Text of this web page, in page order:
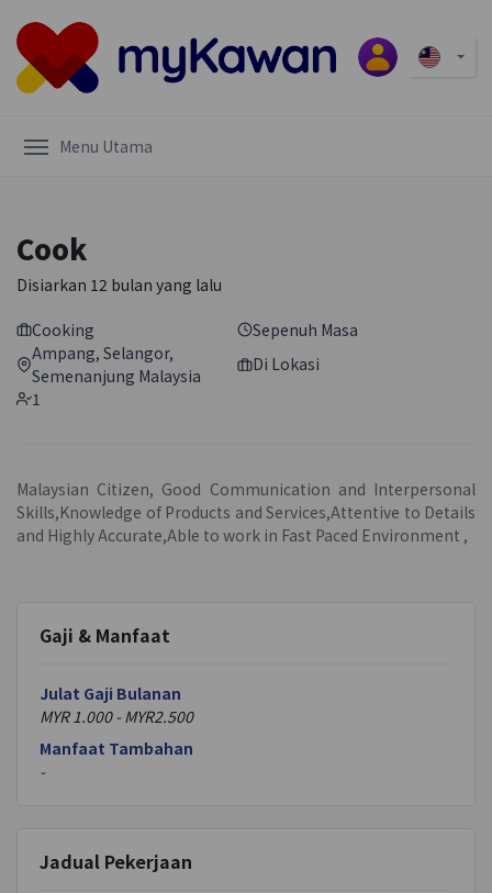
Menu Utama
Cook
Disiarkan 12 bulan yang lalu
Cooking
Sepenuh Masa
Ampang, Selangor,
Semenanjung Malaysia
Di Lokasi
1
Malaysian Citizen, Good Communication and Interpersonal
Skills,Knowledge of Products and Services,Attentive to Details
and Highly Accurate,Able to work in Fast Paced Environment ,
Gaji & Manfaat
Julat Gaji Bulanan
MYR 1.000- MYR2.500
Manfaat Tambahan
-
Jadual Pekerjaan